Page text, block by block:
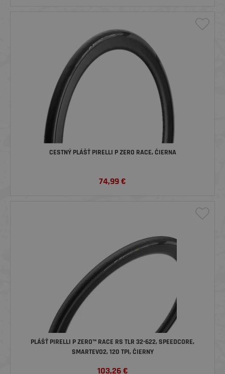
CESTNÝ PLÁŠŤ PIRELLI P ZERO RACE, ČIERNA
74,99€
PLÁŠŤ PIRELLI P ZERO™ RACE RS TLR 32-622, SPEEDCORE,
SMARTEVO2, 120 TPI, ČIERNY
103,26€